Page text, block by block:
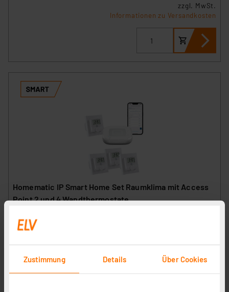
Zustimmung Details Über Cookies
zzgl. MwSt.
Informationen zu Versandkosten
Homematic IP Smart Home Set Raumklima mit Access
Point 2 und 4 Wandthermostate
Informationen zu Versandkosten